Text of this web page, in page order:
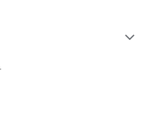
ナーも毎日お得に美味しく楽
ない高級店特集「至高の銘
で最高の贅沢を味わおう！
expand_more